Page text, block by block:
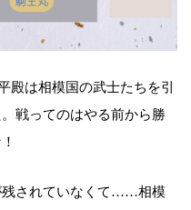
殿は相模国の武士たちを引
戦ってのはやる前から勝
残されていなくて……相模